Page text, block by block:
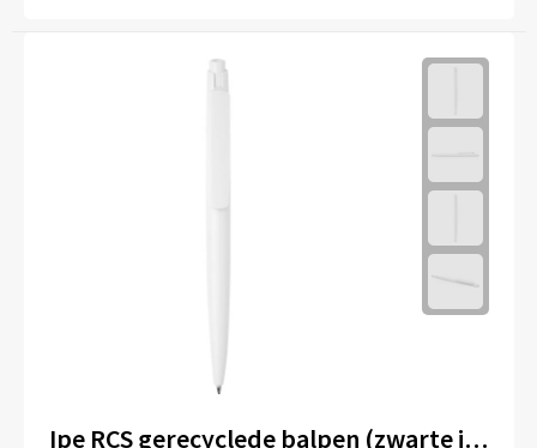
Ipe RCS gerecyclede balpen (zwarte inkt)